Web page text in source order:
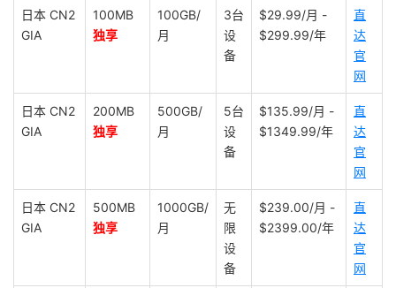
日本 CN2
GIA
100MB
独享
100GB/
月
3台
设
备
$29.99/月 -
$299.99/年
直
达
官
网
日本 CN2
GIA
200MB
独享
500GB/
月
5台
设
备
$135.99/月 -
$1349.99/年
直
达
官
网
日本 CN2
GIA
500MB
独享
1000GB/
月
无
限
设
备
$239.00/月 -
$2399.00/年
直
达
官
网